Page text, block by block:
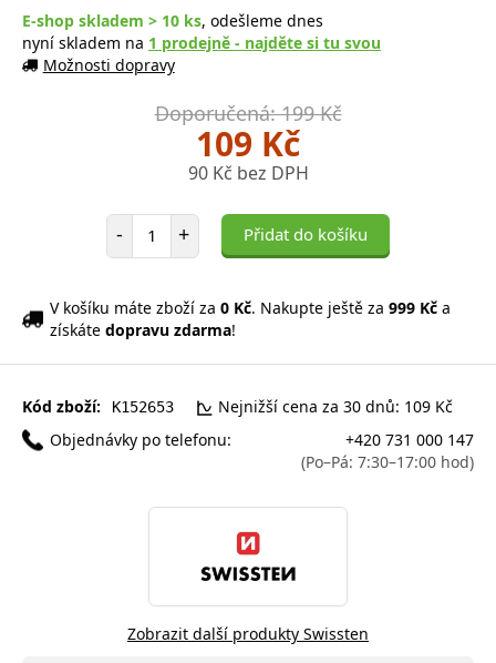
E-shop skladem > 10 ks, odešleme dnes
nyní skladem na 1 prodejně - najděte si tu svou
Možnosti dopravy
Doporučená: 199 Kč
109 Kč
90 Kč bez DPH
- Počet položek
+ Přidat do košíku
V košíku máte zboží za 0 Kč. Nakupte ještě za 999 Kč a
získáte dopravu zdarma!
Kód zboží: K152653
Nejnižší cena za 30 dnů: 109 Kč
Objednávky po telefonu:
+420 731 000 147
(Po–Pá: 7:30–17:00 hod)
Zobrazit další produkty Swissten